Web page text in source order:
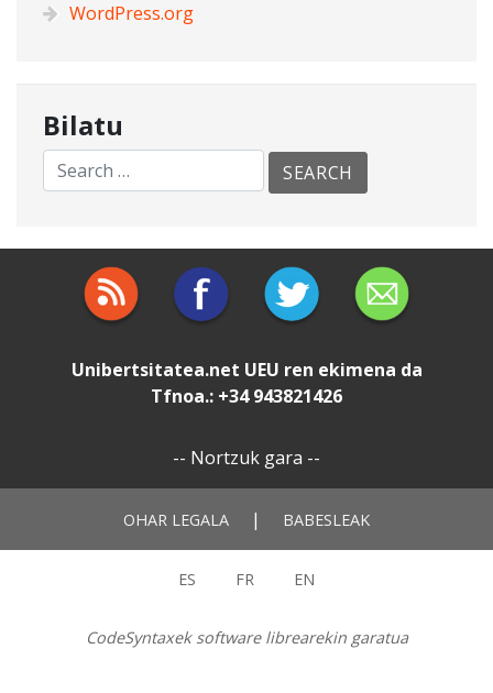
WordPress.org
Bilatu
Unibertsitatea.net UEU ren ekimena da
Tfnoa.: +34 943821426
-- Nortzuk gara --
OHAR LEGALA | BABESLEAK
ES FR EN
CodeSyntaxek software librearekin garatua